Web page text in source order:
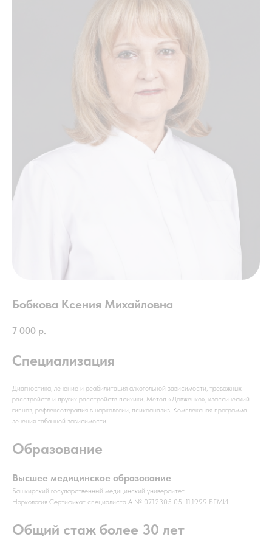
Бобкова Ксения Михайловна
7 000 р.
Специализация
Диагностика, лечение и реабилитация алкогольной зависимости, тревожных
расстройств и других расстройств психики. Метод «Довженко», классический
гипноз, рефлексотерапия в наркологии, психоанализ. Комплексная программа
лечения табачной зависимости.
Образование
Высшее медицинское образование
Башкирский государственный медицинский университет.
Наркология Сертификат специалиста А № 0712305 05. 11.1999 БГМИ.
Общий стаж более 30 лет